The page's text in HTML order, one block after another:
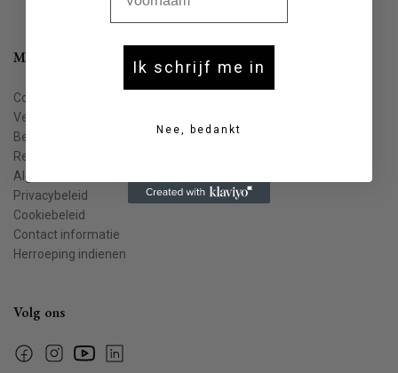
Meer info
Contact
Veelgestelde vragen
Bestellen & leveren
Retourneren
Algemene voorwaarden
Privacybeleid
Cookiebeleid
Contact informatie
Herroeping indienen
Volg ons
FacebookInstagramYouTubeLinkedin
Ik schrijf me in
Nee, bedankt